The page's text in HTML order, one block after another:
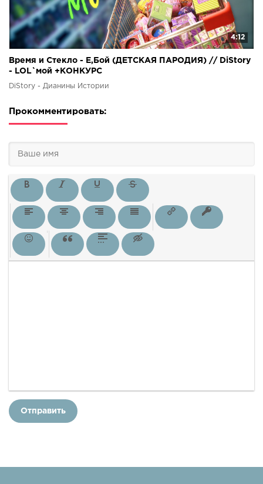
4:12
Время и Стекло - Е,Бой (ДЕТСКАЯ ПАРОДИЯ) // DiStory
- LOL`мой +КОНКУРС
DiStory - Дианины Истории
Прокомментировать:
Отправить